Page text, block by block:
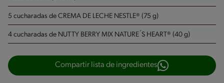
5 cucharadas de CREMA DE LECHE NESTLE® (75 g)
4 cucharadas de NUTTY BERRY MIX NATURE´S HEART® (40 g)
Compartir lista de ingredientes